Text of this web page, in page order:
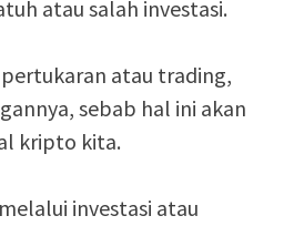
atau salah investasi.
atau trading,
sebab hal ini akan
kripto kita.
investasi atau